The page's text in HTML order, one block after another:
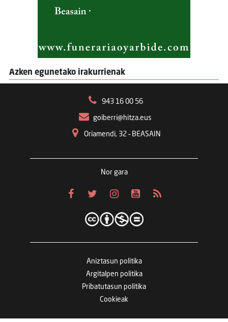
Azken egunetako irakurrienak
943 16 00 56
goiberri@hitza.eus
Oriamendi, 32 – BEASAIN
Nor gara
Aniztasun politika
Argitalpen politika
Pribatutasun politika
Cookieak